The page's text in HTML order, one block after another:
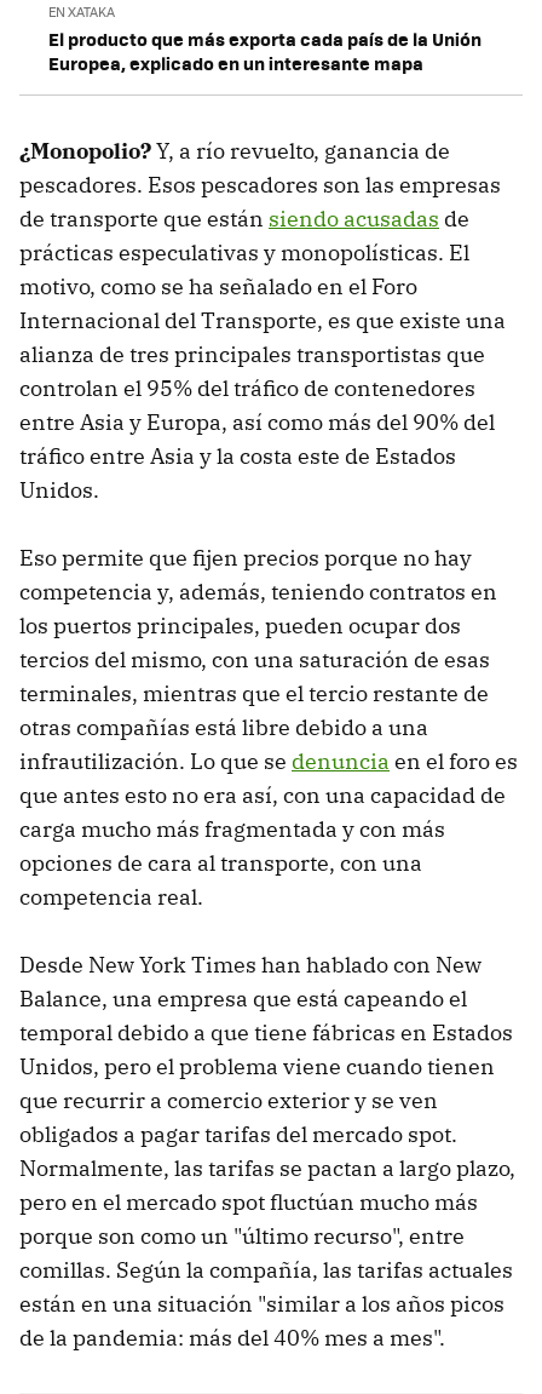
EN XATAKA
El producto que más exporta cada país de la Unión
Europea, explicado en un interesante mapa
¿Monopolio?Y, a río revuelto, ganancia de
pescadores. Esos pescadores son las empresas
de transporte que están siendo acusadas de
prácticas especulativas y monopolísticas. El
motivo, como se ha señalado en el Foro
Internacional del Transporte, es que existe una
alianza de tres principales transportistas que
controlan el 95% del tráfico de contenedores
entre Asia y Europa, así como más del 90% del
tráfico entre Asia y la costa este de Estados
Unidos.
Eso permite que fijen precios porque no hay
competencia y, además, teniendo contratos en
los puertos principales, pueden ocupar dos
tercios del mismo, con una saturación de esas
terminales, mientras que el tercio restante de
otras compañías está libre debido a una
infrautilización. Lo que se denuncia en el foro es
que antes esto no era así, con una capacidad de
carga mucho más fragmentada y con más
opciones de cara al transporte, con una
competencia real.
Desde New York Times han hablado con New
Balance, una empresa que está capeando el
temporal debido a que tiene fábricas en Estados
Unidos, pero el problema viene cuando tienen
que recurrir a comercio exterior y se ven
obligados a pagar tarifas del mercado spot.
Normalmente, las tarifas se pactan a largo plazo,
pero en el mercado spot fluctúan mucho más
porque son como un "último recurso", entre
comillas. Según la compañía, las tarifas actuales
están en una situación "similar a los años picos
de la pandemia: más del 40% mes a mes".